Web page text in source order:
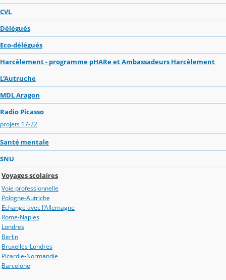
CVL
Délégués
Eco-délégués
Harcèlement - programme pHARe et Ambassadeurs Harcèlement
L'Autruche
MDL Aragon
Radio Picasso
projets 17-22
Santé mentale
SNU
Voyages scolaires
Voie professionnelle
Pologne-Autriche
Echange avec l'Allemagne
Rome-Naples
Londres
Berlin
Bruxelles-Londres
Picardie-Normandie
Barcelone